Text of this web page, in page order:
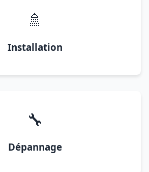
🚿
Installation
🔧
Dépannage